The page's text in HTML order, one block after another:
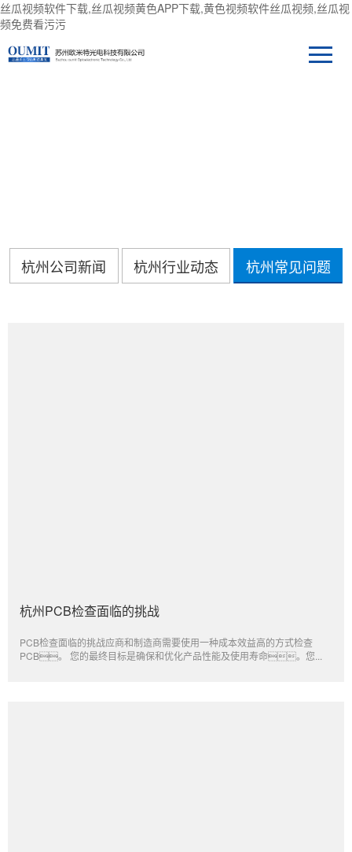
丝瓜视频软件下载,丝瓜视频黄色APP下载,黄色视频软件丝瓜视频,丝瓜视
频免费看污污
杭州公司新闻 杭州行业动态 杭州常见问题
杭州PCB检查面临的挑战
PCB检查面临的挑战应商和制造商需要使用一种成本效益高的方式检查
PCB。 您的最终目标是确保和优化产品性能及使用寿命。您...